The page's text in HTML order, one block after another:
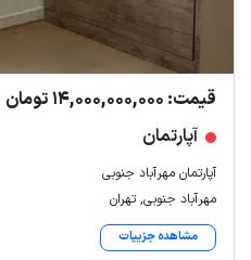
قیمت: 14,000,000,000 تومان
آپارتمان
آپارتمان مهرآباد جنوبی
مهرآباد جنوبی, تهران
مشاهده جزییات